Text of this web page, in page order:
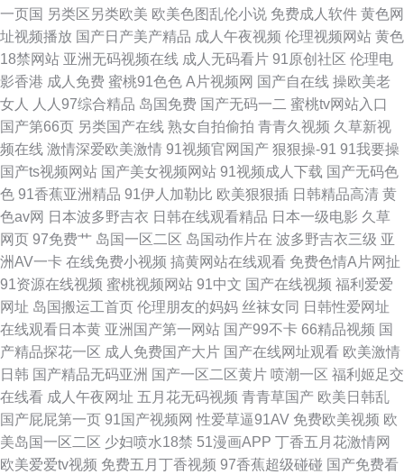
18 91愛愛 欧韩avav 久草福利资源网 91永久网站 91超碰在线网站 日韩精品
黄色 国产精品福利探花 日韩第3页 91大神精选 国内情侣视频在线91
一页国 另类区另类欧美 欧美色图乱伦小说 免费成人软件 黄色网
址视频播放 国产日产美产精品 成人午夜视频 伦理视频网站 黄色
18禁网站 亚洲无码视频在线 成人无码看片 91原创社区 伦理电
影香港 成人免费 蜜桃91色色 A片视频网 国产自在线 操欧美老
女人
人人97综合精品 岛国免费 国产无码一二 蜜桃tv网站入口
国产第66页 另类国产在线 熟女自拍偷拍 青青久视频 久草新视
频在线 激情深爱欧美激情 91视频官网国产 狠狠操-91 91我要操
国产ts视频网站 国产美女视频网站 91视频成人下载 国产无码色
色 91香蕉亚洲精品 91伊人加勒比 欧美狠狠插 日韩精品高清 黄
色av网 日本波多野吉衣 日韩在线观看精品 日本一级电影 久草
网页 97免费艹 岛国一区二区 岛国动作片在 波多野吉衣三级 亚
洲AV一卡 在线免费小视频 搞黄网站在线观看 免费色情A片网扯
91资源在线视频 蜜桃视频网站 91中文 国产在线视频 福利爱爱
网址 岛国搬运工首页 伦理朋友的妈妈 丝袜女同 日韩性爱网址
在线观看日本黄 亚洲国产第一网站 国产99不卡 66精品视频 国
产精品探花一区 成人免费国产大片 国产在线网址观看 欧美激情
日韩 国产精品无码亚洲 国产一区二区黄片 喷潮一区 福利姬足交
在线看 成人午夜网址 五月花无码视频 青青草国产 欧美日韩乱
国产屁屁第一页 91国产视频网 性爱草逼91AV 免费欧美视频 欧
美岛国一区二区 少妇喷水18禁 51漫画APP 丁香五月花激情网
欧美爱爱tv视频 免费五月丁香视频 97香蕉超级碰碰 国产免费看